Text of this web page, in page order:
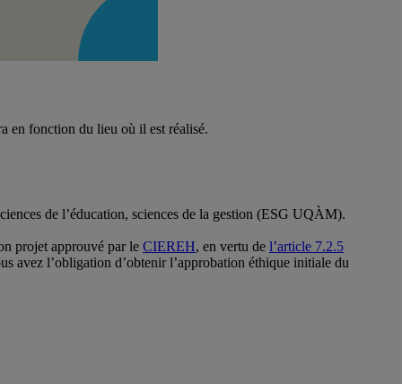
en fonction du lieu où il est réalisé.
de l’éducation, sciences de la gestion (ESG UQÀM).
projet approuvé par le CIEREH, en vertu de l’article 7.2.5
avez l’obligation d’obtenir l’approbation éthique initiale du